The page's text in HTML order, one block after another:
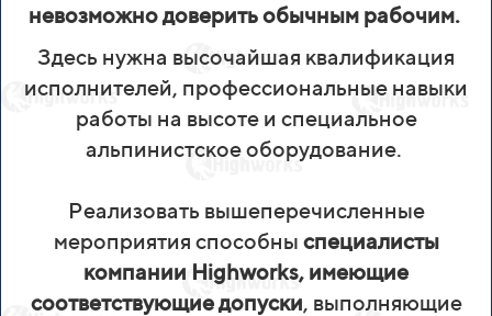
невозможно доверить обычным рабочим.
Здесь нужна высочайшая квалификация
исполнителей, профессиональные навыки
работы на высоте и специальное
альпинистское оборудование.
Реализовать вышеперечисленные
мероприятия способны специалисты
компании Highworks, имеющие
соответствующие допуски, выполняющие